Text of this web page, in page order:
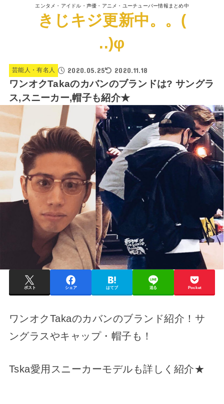
エンタメ・アイドル・声優・アニメ・ユーチューバー情報まとめ中
きじキジ更新中。。(
..)φ
芸能人・有名人 2020.05.25 2020.11.18
ワンオクTakaのカバンのブランドは? サングラ
ス,スニーカー,帽子も紹介★
ポスト シェア はてブ 送る Pocket
ワンオクTakaのカバンのブランド紹介！サ
ングラスやキャップ・帽子も！
Tska愛用スニーカーモデルも詳しく紹介★